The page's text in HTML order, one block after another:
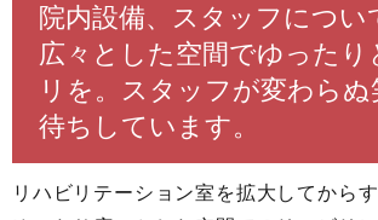
院内設備、スタッフについ
広々とした空間でゆったり
リを。スタッフが変わらぬ
待ちしています。
リハビリテーション室を拡大してから